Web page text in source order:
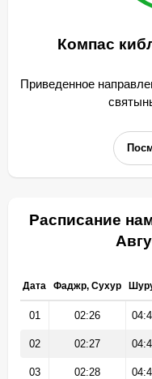
Компас
Приведенное
Расписание
Дата Фаджр, Сухур
01 02:26
02 02:27
03 02:28